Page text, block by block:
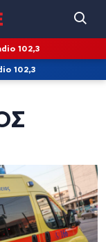
102,3
102,3